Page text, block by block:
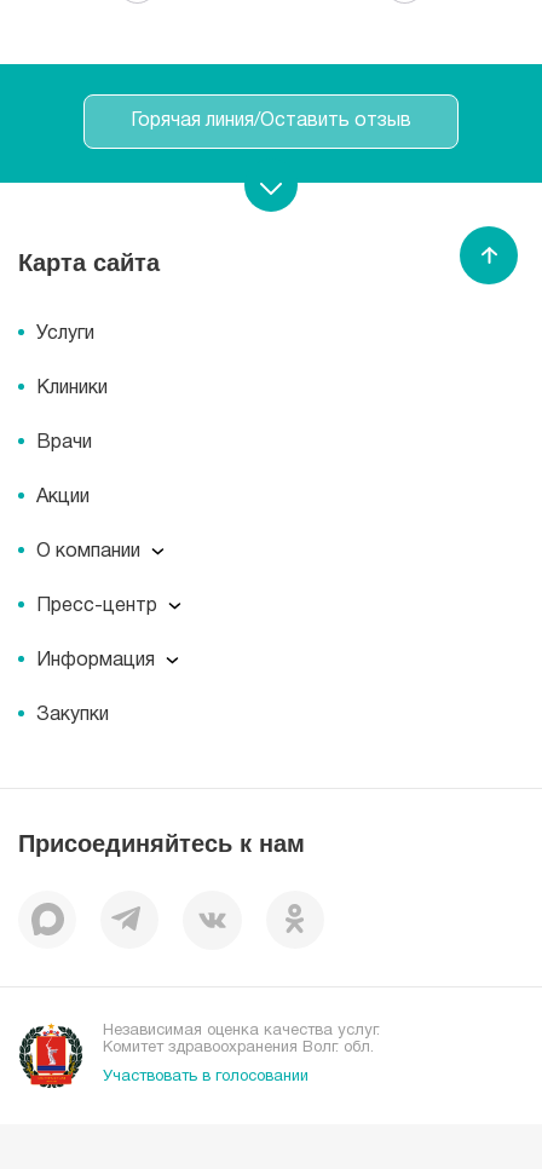
Горячая линия/Оставить отзыв
Записаться на прием
Карта сайта
Услуги
Клиники
Врачи
Акции
О компании
О компании
История
Документы
Пациентам
Пресс-центр
Пресс-центр
Журнал для пациентов «МЕДСИ СЕГОДНЯ»
Информация
Информация
Закупки
Присоединяйтесь к нам
Независимая оценка качества услуг.
Комитет здравоохранения Волг. обл.
Участвовать в голосовании